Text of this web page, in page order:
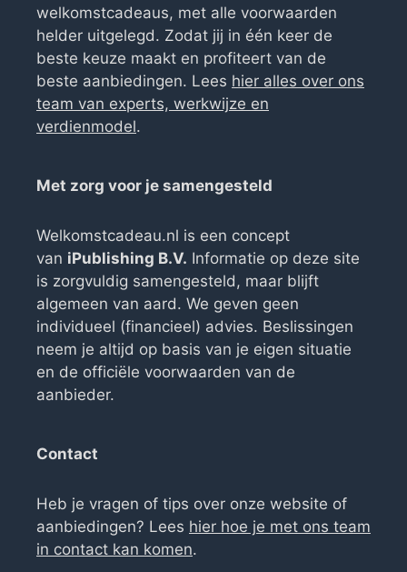
welkomstcadeaus, met alle voorwaarden
helder uitgelegd. Zodat jij in één keer de
beste keuze maakt en profiteert van de
beste aanbiedingen. Lees hier alles over ons
team van experts, werkwijze en
verdienmodel.
Met zorg voor je samengesteld
Welkomstcadeau.nl is een concept
van iPublishing B.V. Informatie op deze site
is zorgvuldig samengesteld, maar blijft
algemeen van aard. We geven geen
individueel (financieel) advies. Beslissingen
neem je altijd op basis van je eigen situatie
en de officiële voorwaarden van de
aanbieder.
Contact
Heb je vragen of tips over onze website of
aanbiedingen? Lees hier hoe je met ons team
in contact kan komen.